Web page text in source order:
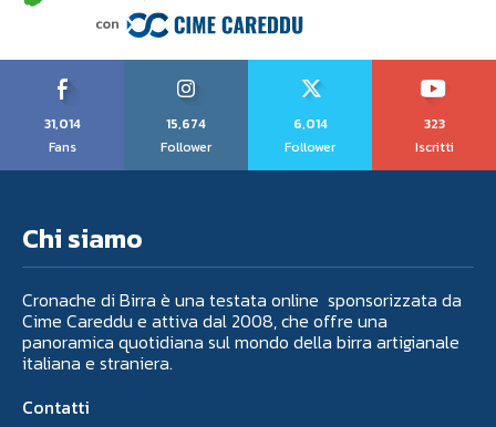
31,014
Fans
15,674
Follower
6,014
Follower
323
Iscritti
Chi siamo
Cronache di Birra è una testata online sponsorizzata da
Cime Careddu e attiva dal 2008, che offre una
panoramica quotidiana sul mondo della birra artigianale
italiana e straniera.
Contatti